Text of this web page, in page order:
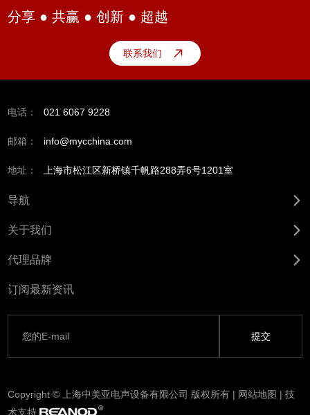
分享 ● 共赢 ● 创新 ● 超越
联系我们
电话： 021 6067 9228
邮箱： info@mycchina.com
地址： 上海市松江区新桥镇千帆路288弄6号1201室
导航
关于我们
代理品牌
订阅最新资讯
Copyright © 上海中美亚电声设备有限公司 版权所有 | 网站地图 | 技
术支持